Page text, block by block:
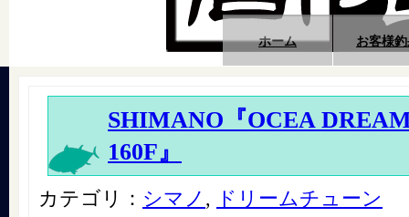
ホーム お客様
SHIMANO『OCEA
160F』
カテゴリ： シマノ , ドリームチューン